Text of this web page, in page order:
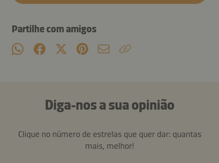
Partilhe com amigos
Diga-nos a sua opinião
Clique no número de estrelas que quer dar: quantas
mais, melhor!